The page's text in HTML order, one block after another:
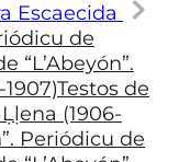
Escaecida
de
“L’Abeyón”.
de
(1906-
Periódicu de